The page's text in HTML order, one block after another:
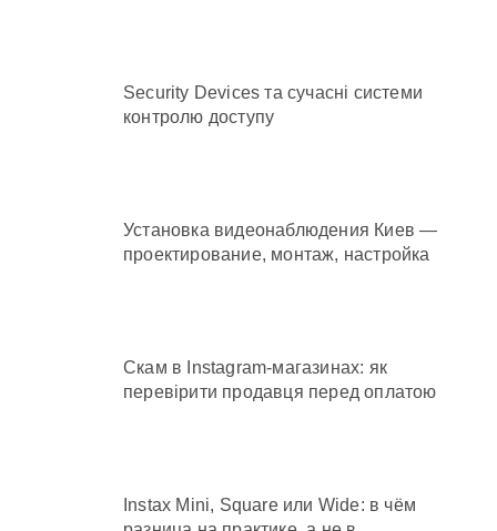
Security Devices та сучасні системи
контролю доступу
Установка видеонаблюдения Киев —
проектирование, монтаж, настройка
Скам в Instagram-магазинах: як
перевірити продавця перед оплатою
Instax Mini, Square или Wide: в чём